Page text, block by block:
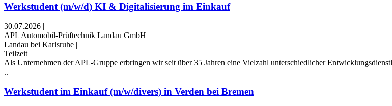
Werkstudent (m/w/d) KI & Digitalisierung im Einkauf
30.07.2026 |
APL Automobil-Prüftechnik Landau GmbH |
Landau bei Karlsruhe |
Teilzeit
Als Unternehmen der APL-Gruppe erbringen wir seit über 35 Jahren eine Vielzahl unterschiedlicher
..
Werkstudent im Einkauf (m/w/divers) in Verden bei Bremen